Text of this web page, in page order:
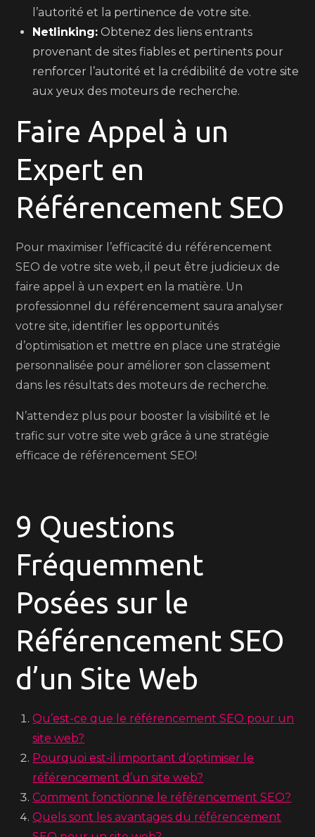
l’autorité et la pertinence de votre site.
Netlinking: Obtenez des liens entrants
provenant de sites fiables et pertinents pour
renforcer l’autorité et la crédibilité de votre site
aux yeux des moteurs de recherche.
Faire Appel à un
Expert en
Référencement SEO
Pour maximiser l’efficacité du référencement
SEO de votre site web, il peut être judicieux de
faire appel à un expert en la matière. Un
professionnel du référencement saura analyser
votre site, identifier les opportunités
d’optimisation et mettre en place une stratégie
personnalisée pour améliorer son classement
dans les résultats des moteurs de recherche.
N’attendez plus pour booster la visibilité et le
trafic sur votre site web grâce à une stratégie
efficace de référencement SEO!
9 Questions
Fréquemment
Posées sur le
Référencement SEO
d’un Site Web
Qu’est-ce que le référencement SEO pour un
site web?
Pourquoi est-il important d’optimiser le
référencement d’un site web?
Comment fonctionne le référencement SEO?
Quels sont les avantages du référencement